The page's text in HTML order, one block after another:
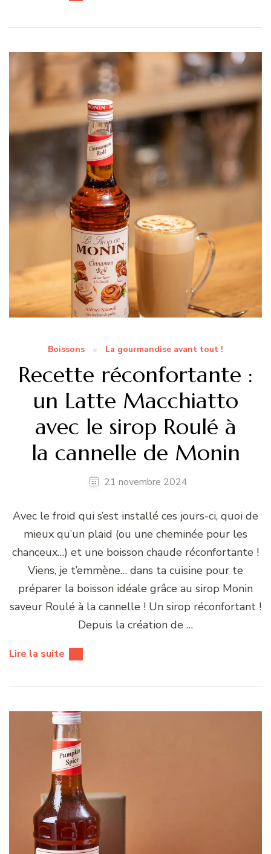
Boissons La gourmandise avant tout !
Recette réconfortante :
un Latte Macchiatto
avec le sirop Roulé à
la cannelle de Monin
21 novembre 2024
Avec le froid qui s’est installé ces jours-ci, quoi de
mieux qu’un plaid (ou une cheminée pour les
chanceux…) et une boisson chaude réconfortante !
Viens, je t’emmène… dans ta cuisine pour te
préparer la boisson idéale grâce au sirop Monin
saveur Roulé à la cannelle ! Un sirop réconfortant !
Depuis la création de …
Lire la suite